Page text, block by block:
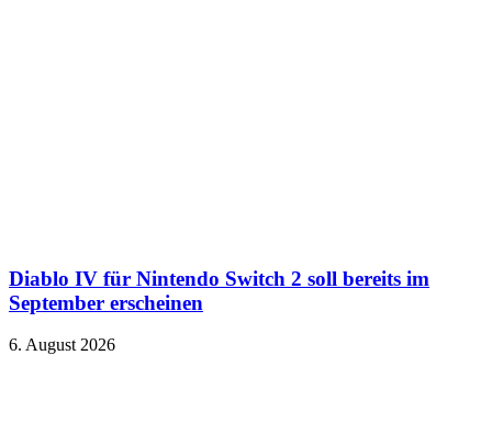
Diablo IV für Nintendo Switch 2 soll bereits im
September erscheinen
6. August 2026